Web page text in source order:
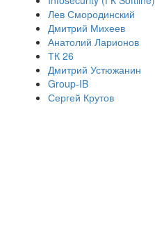
Лев Смородинский
Дмитрий Михеев
Анатолий Ларионов
ТК 26
Дмитрий Устюжанин
Group-IB
Сергей Крутов